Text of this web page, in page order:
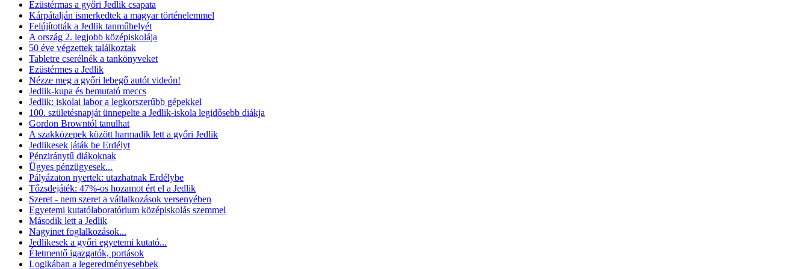
Ezüstérmas a győri Jedlik csapata
Kárpátalján ismerkedtek a magyar történelemmel
Felújították a Jedlik tanműhelyét
A ország 2. legjobb középiskolája
50 éve végzettek találkoztak
Tabletre cserélnék a tankönyveket
Ezüstérmes a Jedlik
Nézze meg a győri lebegő autót videón!
Jedlik-kupa és bemutató meccs
Jedlik: iskolai labor a legkorszerűbb gépekkel
100. születésnapját ünnepelte a Jedlik-iskola legidősebb diákja
Gordon Browntól tanulhat
A szakközepek között harmadik lett a győri Jedlik
Jedlikesek játák be Erdélyt
Pénziránytű diákoknak
Ügyes pénzügyesek...
Pályázaton nyertek: utazhatnak Erdélybe
Tőzsdejáték: 47%-os hozamot ért el a Jedlik
Szeret - nem szeret a vállalkozások versenyében
Egyetemi kutatólaboratórium középiskolás szemmel
Második lett a Jedlik
Nagyinet foglalkozások...
Jedlikesek a győri egyetemi kutató...
Életmentő igazgatók, portások
Logikában a legeredményesebbek